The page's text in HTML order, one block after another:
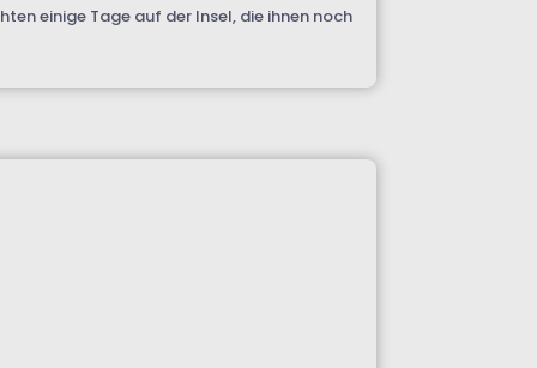
einige Tage auf der Insel, die ihnen noch